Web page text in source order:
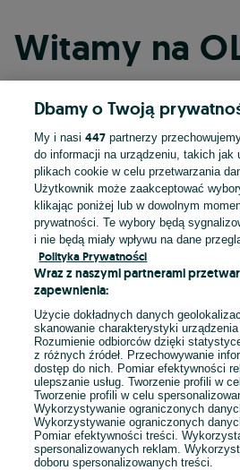
Witamy na
Kontynuuj przez
Kontynuuj przez
Kontynuuj przez
LUB
E-mail
Hasło
Dbamy o Twoją
My i nasi447 partnerzy
do informacji na urządzeniu, takich jak
plikach cookie w celu przetwarzania
Użytkownik może zaakceptować
klikając poniżej lub w dowolnym
prywatności. Te wybory będą
i nie będą miały wpływu na dane
Polityka Prywatności
Wraz z naszymi partnerami
zapewnienia:
Użycie dokładnych danych
skanowanie charakterystyki
Rozumienie odbiorców dzięki
z różnych źródeł. Przechowywanie
dostęp do nich. Pomiar efektywności
ulepszanie usług. Tworzenie profili w
Tworzenie profili w celu
Wykorzystywanie ograniczonych
Wykorzystywanie ograniczonych
Pomiar efektywności treści.
spersonalizowanych reklam.
doboru spersonalizowanych treści.